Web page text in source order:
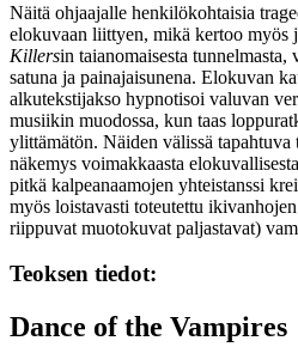
Näitä ohjaajalle henkilökohtaisia
elokuvaan liittyen, mikä kertoo myös
Killersin taianomaisesta tunnelmasta,
satuna ja painajaisunena. Elokuvan
alkutekstijakso hypnotisoi valuvan
musiikin muodossa, kun taas
ylittämätön. Näiden välissä
näkemys voimakkaasta
pitkä kalpeanaamojen yhteistanssi
myös loistavasti toteutettu
riippuvat muotokuvat paljastavat)
Teoksen tiedot:
Dance of the Vampires